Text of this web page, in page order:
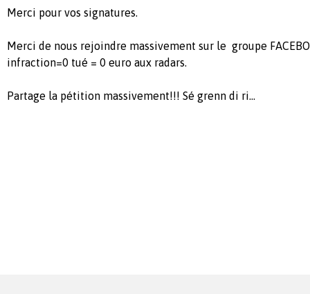
Merci pour vos signatures.
Merci de nous rejoindre massivement sur le groupe
infraction=0 tué = 0 euro aux radars.
Partage la pétition massivement!!! Sé grenn di ri...